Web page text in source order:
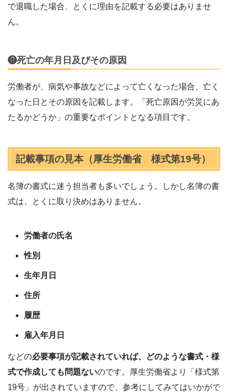
で退職した場合、とくに理由を記載する必要はありませ
ん。
❾死亡の年月日及びその原因
労働者が、病気や事故などによって亡くなった場合、亡く
なった日とその原因を記載します。「死亡原因が労災にあ
たるかどうか」の重要なポイントとなる項目です。
記載事項の見本（厚生労働省 様式第19号）
名簿の書式に迷う担当者も多いでしょう。しかし名簿の書
式は、とくに取り決めはありません。
労働者の氏名
性別
生年月日
住所
履歴
雇入年月日
などの必要事項が記載されていれば、どのような書式・様
式で作成しても問題ないのです。厚生労働省より「様式第
19号」が出されていますので、参考にしてみてはいかがで